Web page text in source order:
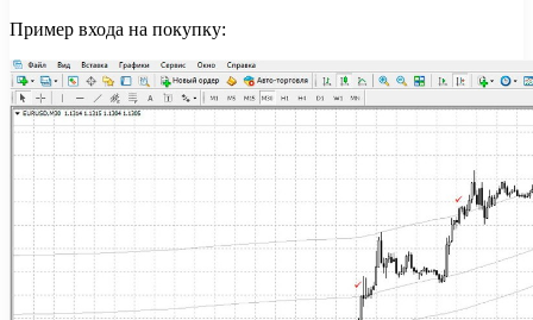
Пример входа на покупку: